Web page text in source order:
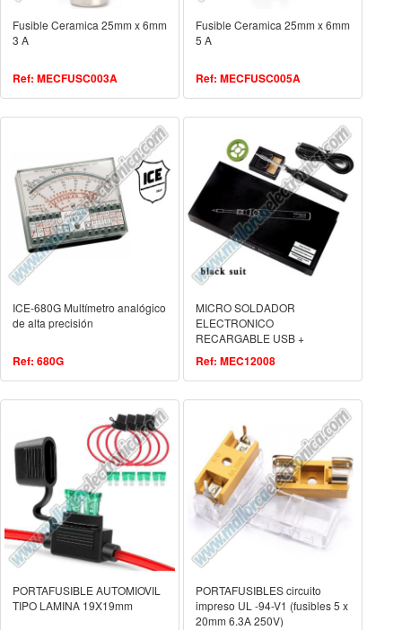
Fusible Ceramica 25mm x 6mm
3 A
Ref: MECFUSC003A
Fusible Ceramica 25mm x 6mm
5 A
Ref: MECFUSC005A
ICE-680G Multímetro analógico
de alta precisión
Ref: 680G
MICRO SOLDADOR
ELECTRONICO
RECARGABLE USB +
400.°C/ 430 °C-450 °C
Ref: MEC12008
PORTAFUSIBLE AUTOMIOVIL
TIPO LAMINA 19X19mm
PORTAFUSIBLES circuito
impreso UL -94-V1 (fusibles 5 x
20mm 6.3A 250V)